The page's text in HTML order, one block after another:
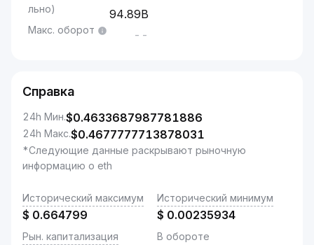
льно)
94.89B
Макс. оборот --
Справка
24h Мин.$0.4633687987781886
24h Макс.$0.4677777713878031
*Следующие данные раскрывают рыночную
информацию о eth
Исторический максимум
$ 0.664799
Исторический минимум
$ 0.00235934
Рын. капитализация
В обороте